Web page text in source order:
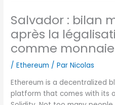
Salvador : bilan
après la
comme
/Ethereum / ParNicolas
Ethereum is a decentralized
platform that comes with its